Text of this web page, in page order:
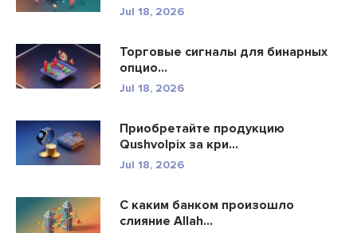
Jul 18, 2026
Торговые сигналы для бинарных
опцио...
Jul 18, 2026
Приобретайте продукцию
Qushvolpix за кри...
Jul 18, 2026
С каким банком произошло
слияние Allah...